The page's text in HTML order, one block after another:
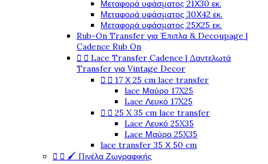
Μεταφορά υφάσματος 21Χ30 εκ.
Μεταφορά υφάσματος 30Χ42 εκ.
Μεταφορά υφάσματος 25Χ25 εκ.
Rub-On Transfer για Έπιπλα & Decoupage |
Cadence Rub On
  Lace Transfer Cadence | Δαντελωτά
Transfer για Vintage Decor
  17 Χ 25 cm lace transfer
lace Μαύρο 17X25
Lace Λευκό 17X25
  25 X 35 cm lace transfer
Lace Λευκό 25X35
Lace Μαύρο 25X35
lace transfer 35 Χ 50 cm
  🖌️ Πινέλα Ζωγραφικής